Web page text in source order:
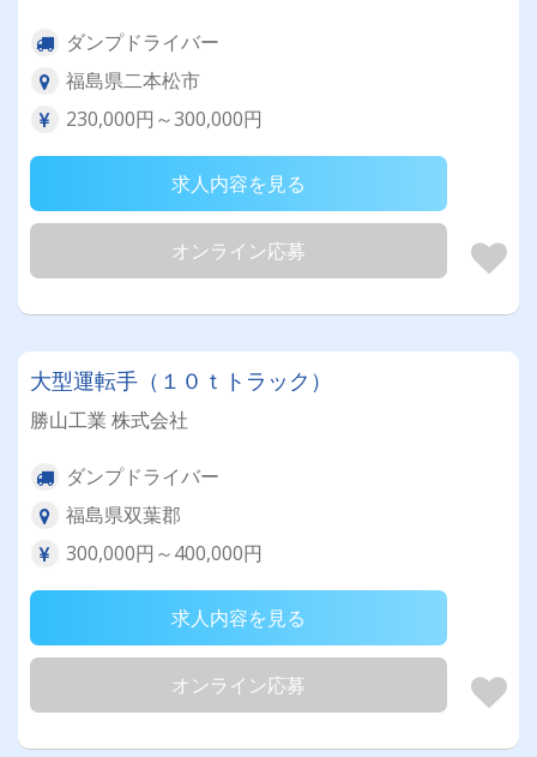
ダンプドライバー
福島県二本松市
230,000円～300,000円
求人内容を見る
オンライン応募
大型運転手（１０ｔトラック）
勝山工業 株式会社
ダンプドライバー
福島県双葉郡
300,000円～400,000円
求人内容を見る
オンライン応募